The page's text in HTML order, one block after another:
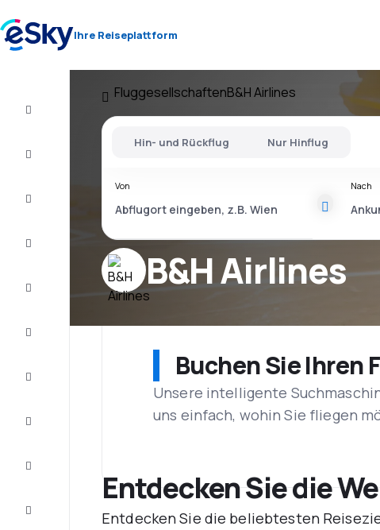
Ihre Reiseplattform
Kundenservice
FluggesellschaftenB&H Airlines
B&H Airlines
Hin- und Rückflug Nur Hinflug
Von Nach
Buchen Sie Ihren
Unsere intelligente
uns einfach, wohin Sie fliegen
Entdecken Sie die
Entdecken Sie die beliebtesten